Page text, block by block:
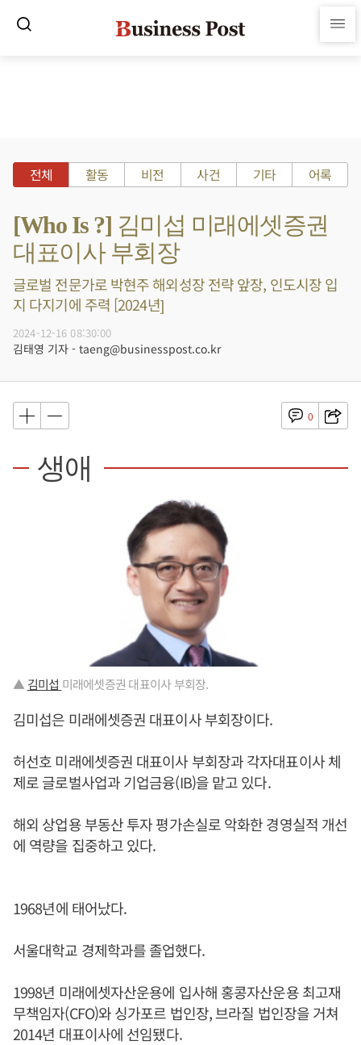
전체 활동 비전 사건 기타 어록
[Who Is ?] 김미섭 미래에셋증권
대표이사 부회장
글로벌 전문가로 박현주 해외성장 전략 앞장, 인도시장 입
지 다지기에 주력 [2024년]
2024-12-16 08:30:00
김태영 기자 - taeng@businesspost.co.kr
0
생애
▲ 김미섭 미래에셋증권 대표이사 부회장.
김미섭은 미래에셋증권 대표이사 부회장이다.
허선호 미래에셋증권 대표이사 부회장과 각자대표이사 체
제로 글로벌사업과 기업금융(IB)을 맡고 있다.
해외 상업용 부동산 투자 평가손실로 악화한 경영실적 개선
에 역량을 집중하고 있다.
1968년에 태어났다.
서울대학교 경제학과를 졸업했다.
1998년 미래에셋자산운용에 입사해 홍콩자산운용 최고재
무책임자(CFO)와 싱가포르 법인장, 브라질 법인장을 거쳐
2014년 대표이사에 선임됐다.